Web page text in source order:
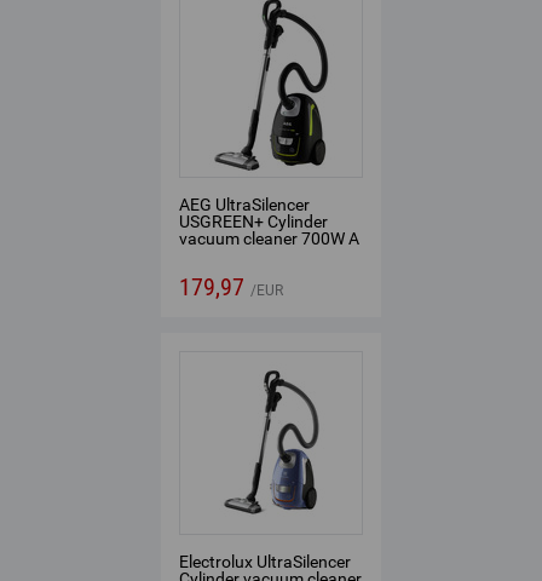
AEG UltraSilencer
USGREEN+ Cylinder
vacuum cleaner 700W A
179,97 EUR
Electrolux UltraSilencer